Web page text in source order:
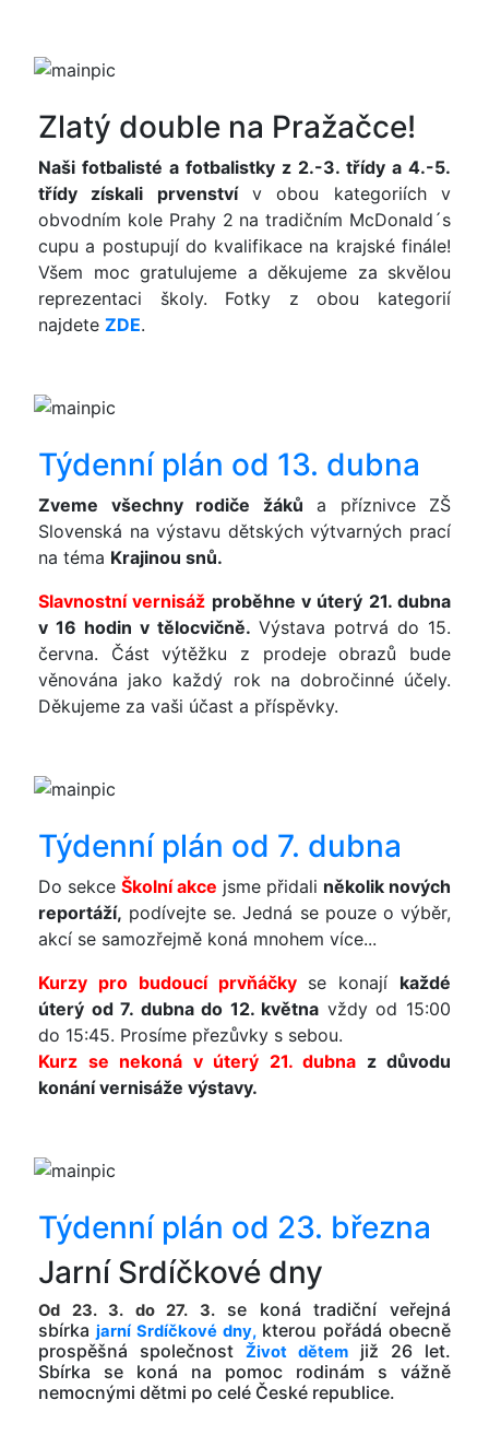
Zlatý double na Pražačce!
Naši fotbalisté a fotbalistky z 2.-3. třídy a 4.-5.
třídy získali prvenstvív obou kategoriích v
obvodním kole Prahy 2 na tradičním McDonald´s
cupu a postupují do kvalifikace na krajské finále!
Všem moc gratulujeme a děkujeme za skvělou
reprezentaci školy. Fotky z obou kategorií
najdete ZDE.
Týdenní plán od 13. dubna
Zveme všechny rodiče žáků a příznivce ZŠ
Slovenská na výstavu dětských výtvarných prací
na téma Krajinou snů.
Slavnostní vernisáž proběhne v úterý 21. dubna
v 16 hodin v tělocvičně. Výstava potrvá do 15.
června. Část výtěžku z prodeje obrazů bude
věnována jako každý rok na dobročinné účely.
Děkujeme za vaši účast a příspěvky.
Týdenní plán od 7. dubna
Do sekce Školní akce jsme přidali několik nových
reportáží, podívejte se. Jedná se pouze o výběr,
akcí se samozřejmě koná mnohem více...
Kurzy pro budoucí prvňáčkyse konají každé
úterý od 7. dubna do 12. května vždy od 15:00
do 15:45. Prosíme přezůvky s sebou.
Kurz se nekoná v úterý 21. dubna z důvodu
konání vernisáže výstavy.
Týdenní plán od 23. března
Jarní Srdíčkové dny
Od 23. 3. do 27. 3.se koná tradiční veřejná
sbírka jarní Srdíčkové dny,kterou pořádá obecně
prospěšná společnost Život dětem již 26 let.
Sbírka se koná na pomoc rodinám s vážně
nemocnými dětmi po celé České republice.